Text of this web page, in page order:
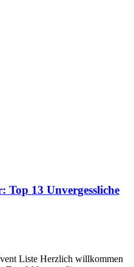
Top 13 Unvergessliche
Liste Herzlich willkommen